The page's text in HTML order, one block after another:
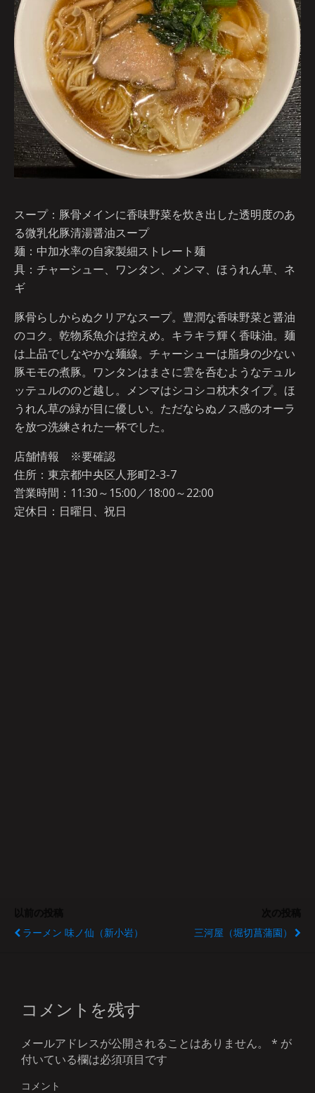
スープ：豚骨メインに香味野菜を炊き出した透明度のあ
る微乳化豚清湯醤油スープ
麺：中加水率の自家製細ストレート麺
具：チャーシュー、ワンタン、メンマ、ほうれん草、ネ
ギ
豚骨らしからぬクリアなスープ。豊潤な香味野菜と醤油
のコク。乾物系魚介は控えめ。キラキラ輝く香味油。麺
は上品でしなやかな麺線。チャーシューは脂身の少ない
豚モモの煮豚。ワンタンはまさに雲を呑むようなテュル
ッテュルののど越し。メンマはシコシコ枕木タイプ。ほ
うれん草の緑が目に優しい。ただならぬノス感のオーラ
を放つ洗練された一杯でした。
店舗情報 ※要確認
住所：東京都中央区人形町2-3-7
営業時間：11:30～15:00／18:00～22:00
定休日：日曜日、祝日
ラーメン 味ノ仙（新小岩）
三河屋（堀切菖蒲園）
コメントを残す
メールアドレスが公開されることはありません。 * が
付いている欄は必須項目です
コメント